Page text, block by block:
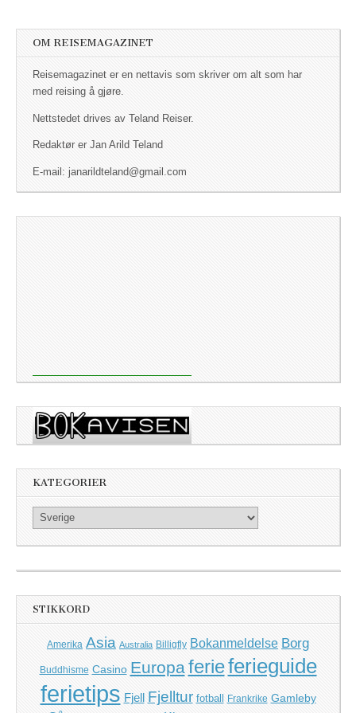
OM REISEMAGAZINET
Reisemagazinet er en nettavis som skriver om alt som har
med reising å gjøre.
Nettstedet drives av Teland Reiser.
Redaktør er Jan Arild Teland
E-mail: janarildteland@gmail.com
KATEGORIER
Kategorier
STIKKORD
Amerika Asia Australia Billigfly Bokanmeldelse Borg
Buddhisme Casino Europa ferieferieguide
ferietips Fjell Fjelltur fotball Frankrike Gamleby